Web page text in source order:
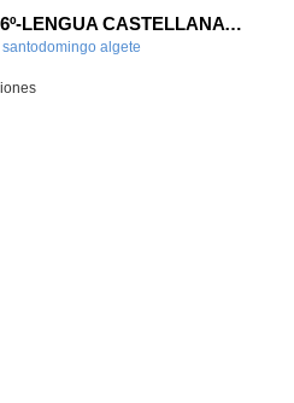
PRIMARIA 6º-LENGUA CASTELLANA Y LITERATURA-EL VERBO Y SUS ACCIDENTES
santodomingo algete